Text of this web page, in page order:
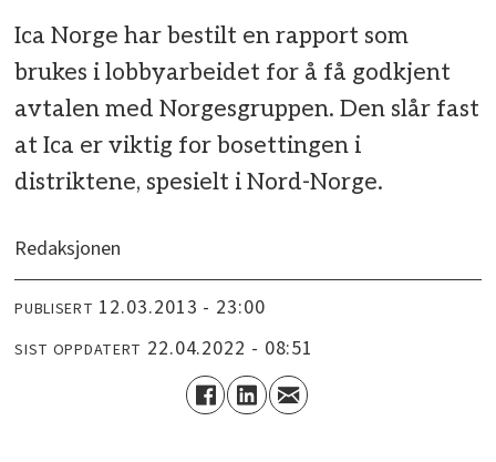
Ica Norge har bestilt en rapport som
brukes i lobbyarbeidet for å få godkjent
avtalen med Norgesgruppen. Den slår fast
at Ica er viktig for bosettingen i
distriktene, spesielt i Nord-Norge.
Redaksjonen
PUBLISERT 12.03.2013 - 23:00
SIST OPPDATERT 22.04.2022 - 08:51